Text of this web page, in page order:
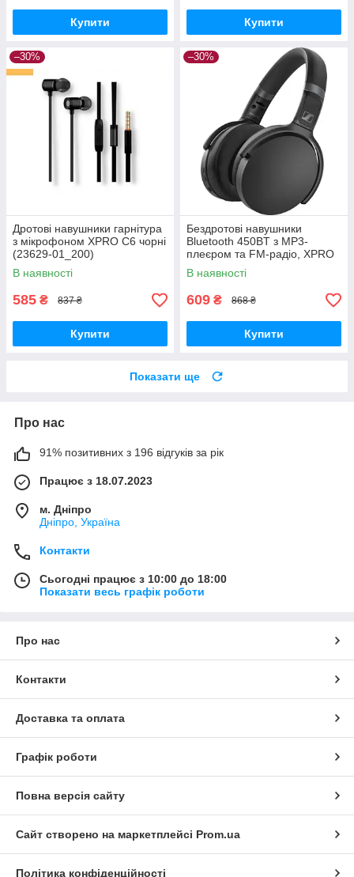
Купити Купити
–30%
Дротові навушники гарнітура
з мікрофоном XPRO C6 чорні
(23629-01_200)
В наявності
585 ₴ 837 ₴
Купити
–30%
Бездротові навушники
Bluetooth 450BT з MP3-
плеєром та FM-радіо, XPRO
(41166-450BT_231)
В наявності
609 ₴ 868 ₴
Купити
Показати ще
Про нас
91% позитивних з 196 відгуків за рік
Працює з 18.07.2023
м. Дніпро
Дніпро, Україна
Контакти
Сьогодні працює з 10:00 до 18:00
Показати весь графік роботи
Про нас
Контакти
Доставка та оплата
Графік роботи
Повна версія сайту
Сайт створено на маркетплейсі Prom.ua
Політика конфіденційності